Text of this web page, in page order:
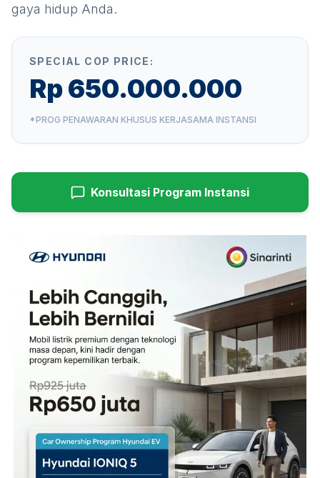
gaya hidup Anda.
SPECIAL COP PRICE:
Rp 650.000.000
*PROG PENAWARAN KHUSUS KERJASAMA INSTANSI
Konsultasi Program Instansi